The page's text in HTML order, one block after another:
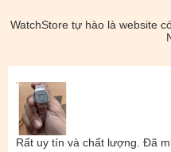
WatchStore tự hào là website
Rất uy tín và chất lượng. Đã